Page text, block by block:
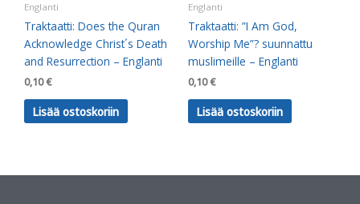
Englanti
Traktaatti: Does the Quran
Acknowledge Christ´s Death
and Resurrection – Englanti
0,10€
Lisää ostoskoriin
Englanti
Traktaatti: ”I Am God,
Worship Me”? suunnattu
muslimeille – Englanti
0,10€
Lisää ostoskoriin